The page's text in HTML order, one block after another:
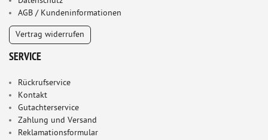
AGB / Kundeninformationen
Vertrag widerrufen
SERVICE
Rückrufservice
Kontakt
Gutachterservice
Zahlung und Versand
Reklamationsformular